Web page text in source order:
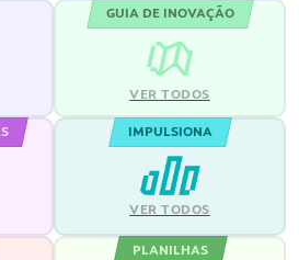
GUIA DE INOVAÇÃO
VER TODOS
IMPULSIONA
VER TODOS
PLANILHAS